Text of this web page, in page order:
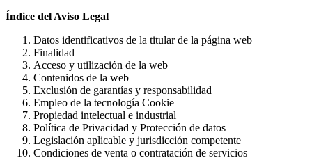
Índice del Aviso Legal
Datos identificativos de la titular de la página web
Finalidad
Acceso y utilización de la web
Contenidos de la web
Exclusión de garantías y responsabilidad
Empleo de la tecnología Cookie
Propiedad intelectual e industrial
Política de Privacidad y Protección de datos
Legislación aplicable y jurisdicción competente
Condiciones de venta o contratación de servicios